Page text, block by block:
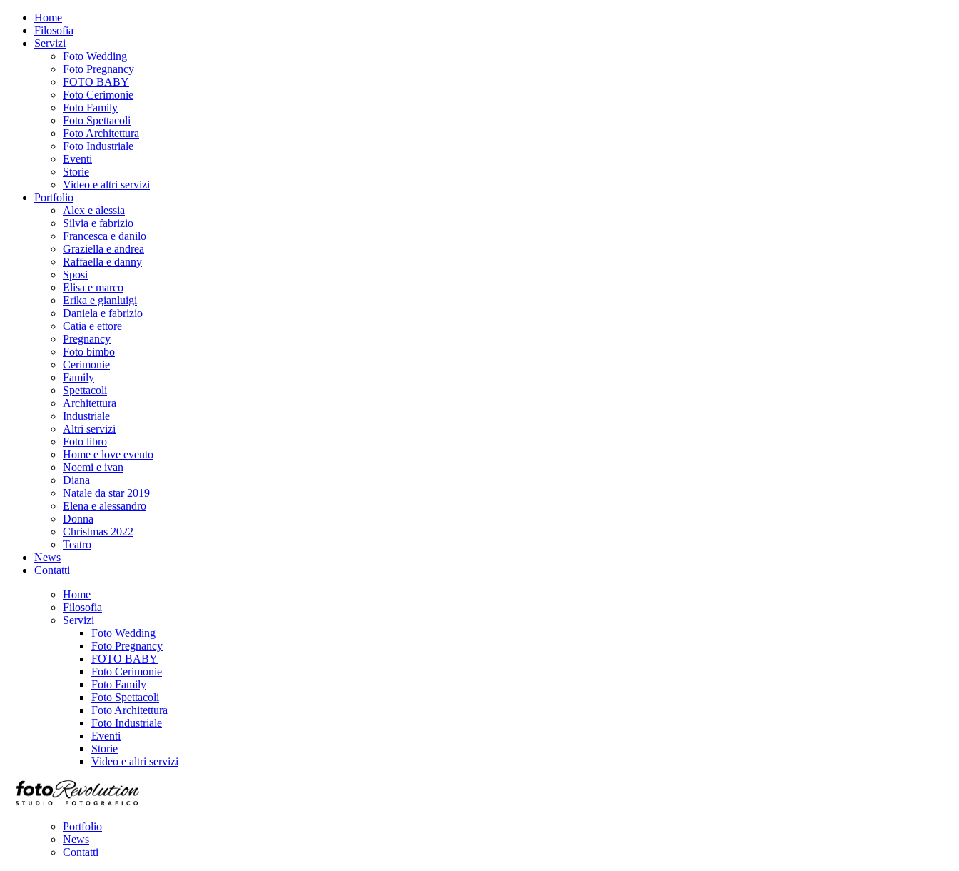
Home
Filosofia
Servizi
Foto Wedding
Foto Pregnancy
FOTO BABY
Foto Cerimonie
Foto Family
Foto Spettacoli
Foto Architettura
Foto Industriale
Eventi
Storie
Video e altri servizi
Portfolio
Alex e alessia
Silvia e fabrizio
Francesca e danilo
Graziella e andrea
Raffaella e danny
Sposi
Elisa e marco
Erika e gianluigi
Daniela e fabrizio
Catia e ettore
Pregnancy
Foto bimbo
Cerimonie
Family
Spettacoli
Architettura
Industriale
Altri servizi
Foto libro
Home e love evento
Noemi e ivan
Diana
Natale da star 2019
Elena e alessandro
Donna
Christmas 2022
Teatro
News
Contatti
Home
Filosofia
Servizi
Foto Wedding
Foto Pregnancy
FOTO BABY
Foto Cerimonie
Foto Family
Foto Spettacoli
Foto Architettura
Foto Industriale
Eventi
Storie
Video e altri servizi
Portfolio
News
Contatti